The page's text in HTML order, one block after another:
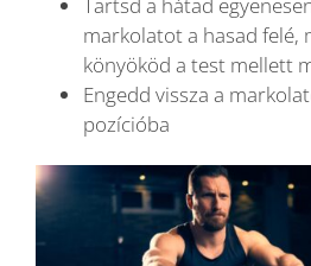
markolatot a hasad felé,
könyököd a test mellett
Engedd vissza a
pozícióba